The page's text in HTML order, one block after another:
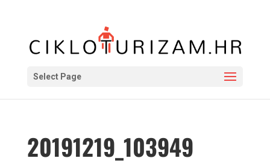
Select Page
20191219_103949